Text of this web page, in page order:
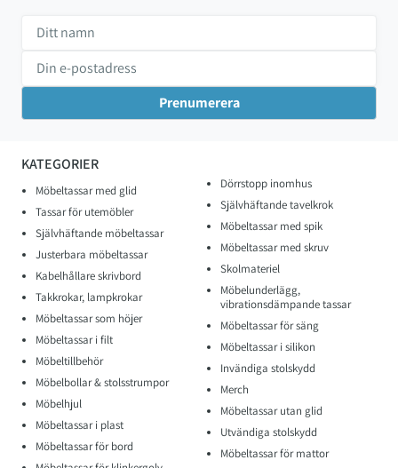
KATEGORIER
Möbeltassar med glid
Tassar för utemöbler
Självhäftande möbeltassar
Justerbara möbeltassar
Kabelhållare skrivbord
Takkrokar, lampkrokar
Möbeltassar som höjer
Möbeltassar i filt
Möbeltillbehör
Möbelbollar & stolsstrumpor
Möbelhjul
Möbeltassar i plast
Möbeltassar för bord
Dörrstopp inomhus
Självhäftande tavelkrok
Möbeltassar med spik
Möbeltassar med skruv
Skolmateriel
Möbelunderlägg,
vibrationsdämpande tassar
Möbeltassar för säng
Möbeltassar i silikon
Invändiga stolskydd
Merch
Möbeltassar utan glid
Utvändiga stolskydd
Möbeltassar för mattor